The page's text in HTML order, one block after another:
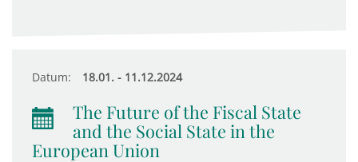
Datum: 18.01. - 11.12.2024
The Future of the Fiscal State
and the Social State in the
European Union